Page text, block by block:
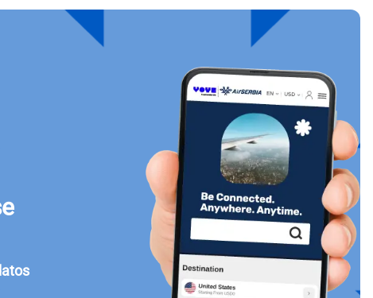
Cerrar ventana emergente